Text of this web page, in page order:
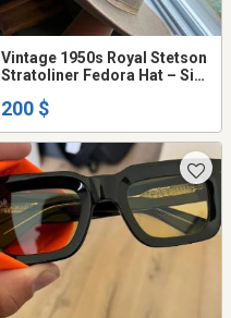
Vintage 1950s Royal Stetson
Stratoliner Fedora Hat – Size
200 $